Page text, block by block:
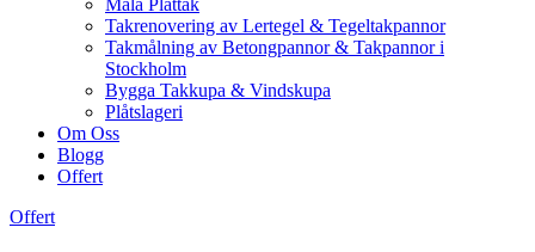
Måla Plåttak
Takrenovering av Lertegel & Tegeltakpannor
Takmålning av Betongpannor & Takpannor i
Stockholm
Bygga Takkupa & Vindskupa
Plåtslageri
Om Oss
Blogg
Offert
Offert